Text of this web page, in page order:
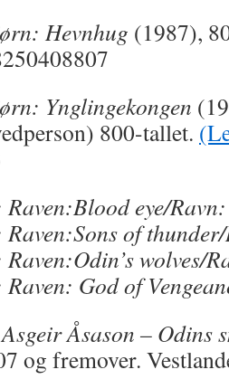
Hevnhug (1987),
Ynglingekongen
800-tallet.
eye/
of
wolves/
God of
Åsason – Odins
og fremover.